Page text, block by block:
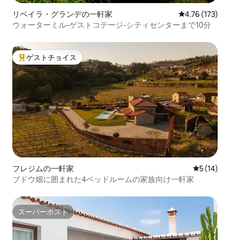
リベイラ・グランデの一軒家 レビュー173
4.76 (173)
ウォーターミル-ゲストコテージ-シティセンターまで10分
大好評のゲストチョイスです。
ゲストチョイス
フレジムの一軒家 レビュー
5 (14)
ブドウ畑に囲まれた4ベッドルームの家族向け一軒家
スーパーホスト
スーパーホスト